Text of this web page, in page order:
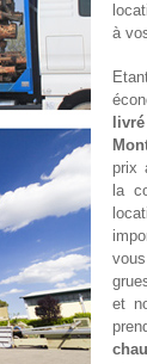
à
prix
la
et